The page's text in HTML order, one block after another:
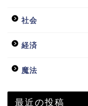
社会
経済
魔法
最近の投稿